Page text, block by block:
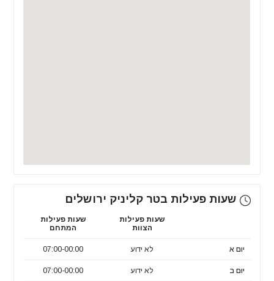
שעות פעילות בטר קליניק ירושלים
שעות פעילות
הצוות
שעות פעילות
המתחם
יום א לא ידוע 07:00-00:00
יום ב לא ידוע 07:00-00:00